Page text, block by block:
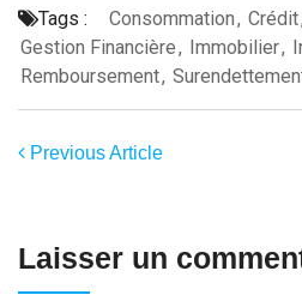
Tags : Consommation, Crédit,
Gestion Financière, Immobilier,
Remboursement,
Previous Article
Laisser un